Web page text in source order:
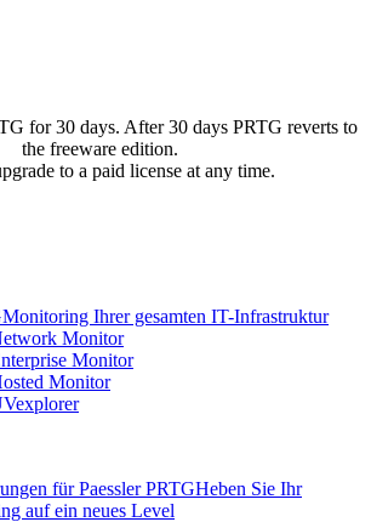
for 30 days. After 30 days PRTG reverts to
the freeware edition.
to a paid license at any time.
Monitoring Ihrer gesamten IT-Infrastruktur
Monitor
Monitor
Monitor
für Paessler PRTGHeben Sie Ihr
auf ein neues Level